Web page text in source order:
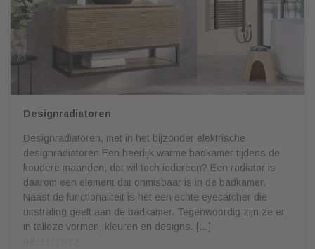
Designradiatoren
Designradiatoren, met in het bijzonder elektrische
designradiatoren Een heerlijk warme badkamer tijdens de
koudere maanden, dat wil toch iedereen? Een radiator is
daarom een element dat onmisbaar is in de badkamer.
Naast de functionaliteit is het een echte eyecatcher die
uitstraling geeft aan de badkamer. Tegenwoordig zijn ze er
in talloze vormen, kleuren en designs. […]